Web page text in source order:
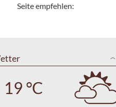
Seite empfehlen:
19 °C